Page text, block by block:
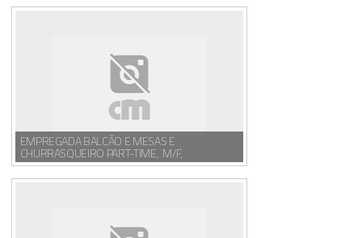
EMPREGADA BALCÃO E MESAS E
CHURRASQUEIRO PART-TIME, M/F,